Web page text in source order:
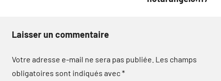
Laisser un commentaire
Votre adresse e-mail ne sera pas publiée. Les champs
obligatoires sont indiqués avec*